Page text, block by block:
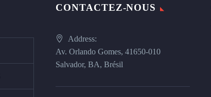
CONTACTEZ-NOUS
Address:
Av. Orlando Gomes, 41650-010
Salvador, BA, Brésil